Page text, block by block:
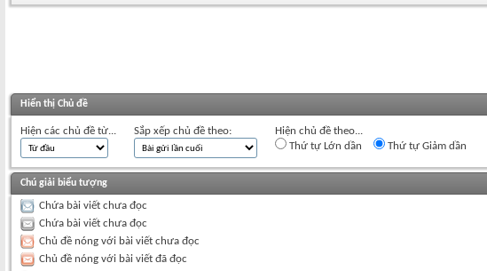
Hiển thị Chủ đề
Hiện các chủ đề từ... Sắp xếp chủ đề theo:
Hiện chủ đề theo...
Thứ tự Lớn dần
Thứ tự Giảm dần
Chú giải biểu tượng
Chứa bài viết chưa đọc
Chứa bài viết chưa đọc
Chủ đề nóng với bài viết chưa đọc
Chủ đề nóng với bài viết đã đọc